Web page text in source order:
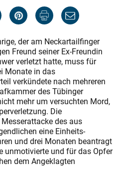
der am Neckartailfinger
Freund seiner Ex-Freundin
verletzt hatte, muss für
Monate in das
verkündete nach mehreren
des Tübinger
mehr um versuchten Mord,
Die
des aus
eine Einheits-
und drei Monaten beantragt
unmotivierte und für das Opfer
dem Angeklagten